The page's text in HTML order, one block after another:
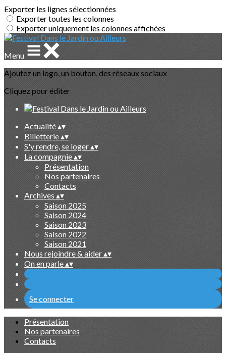
Exporter les lignes sélectionnées
Exporter toutes les colonnes
Exporter uniquement les colonnes affichées
Menu
Ajoutez un logo, un bouton, des réseaux sociaux
Cliquez pour éditer
Actualité▴▾
Billetterie▴▾
S'y rendre, se loger▴▾
La compagnie▴▾
Présentation
Nos partenaires
Contacts
Archives ▴▾
Saison 2025
Saison 2024
Saison 2023
Saison 2022
Saison 2021
Nous rejoindre & aider▴▾
On en parle▴▾
Se connecter
Présentation
Nos partenaires
Contacts